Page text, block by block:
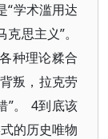
“学术滥用达
思主义”。
种理论糅合
叛，拉克劳
”。 4到底该
的历史唯物